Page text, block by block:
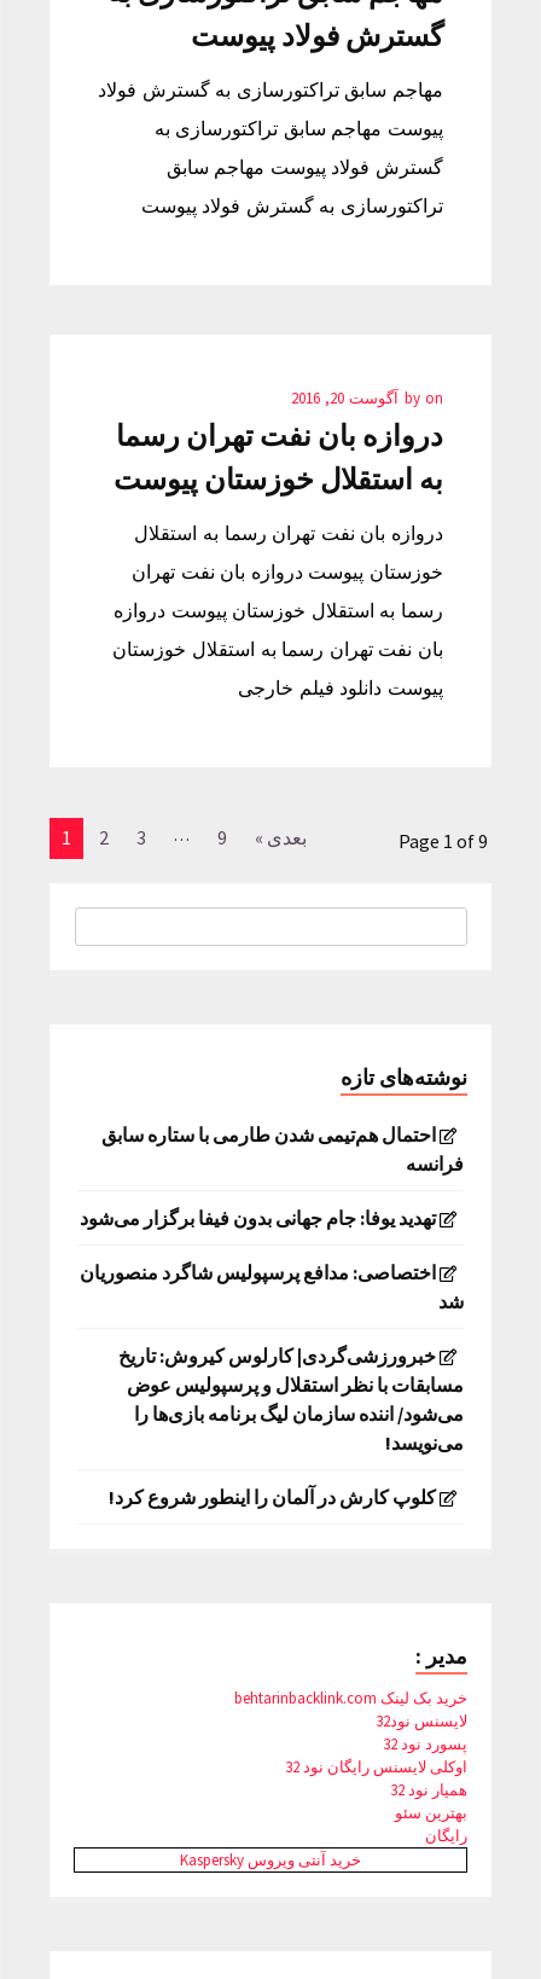
گسترش فولاد پیوست
مهاجم سابق تراکتورسازی به گسترش فولاد
پیوست مهاجم سابق تراکتورسازی به
گسترش فولاد پیوست مهاجم سابق
تراکتورسازی به گسترش فولاد پیوست
by on آگوست 20, 2016
دروازه بان نفت تهران رسما
به استقلال خوزستان پیوست
دروازه بان نفت تهران رسما به استقلال
خوزستان پیوست دروازه بان نفت تهران
رسما به استقلال خوزستان پیوست دروازه
بان نفت تهران رسما به استقلال خوزستان
پیوست دانلود فیلم خارجی
1 2 3 … 9 بعدی » Page 1 of 9
نوشته‌های تازه
احتمال هم‌تیمی شدن طارمی با ستاره سابق
فرانسه
تهدید یوفا: جام جهانی بدون فیفا برگزار می‌شود
اختصاصی: مدافع پرسپولیس شاگرد منصوریان
شد
خبرورزشی‌گردی| کارلوس کیروش: تاریخ
مسابقات با نظر استقلال و پرسپولیس عوض
می‌شود/ اننده سازمان لیگ برنامه بازی‌ها را
می‌نویسد!
کلوپ کارش در آلمان را اینطور شروع کرد!
مدیر :
خرید بک لینک behtarinbacklink.com
لایسنس نود32
پسورد نود 32
اوکلی لایسنس رایگان نود 32
همیار نود 32
بهترین سئو
رایگان
خرید آنتی ویروس Kaspersky